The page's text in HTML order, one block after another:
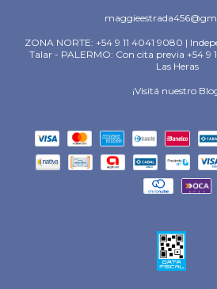
ZONA NORTE: +54 9 11 4041 9080 |
Talar - PALERMO: Con cita previa +54 9
Las Heras
¡Visitá nuestro